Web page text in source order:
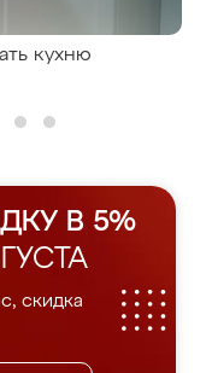
кухню
В 5%
скидка